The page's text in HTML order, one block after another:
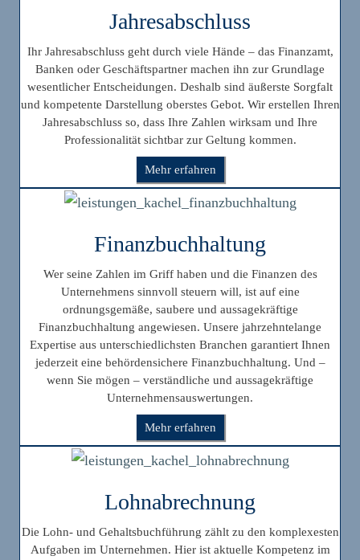
Jahresabschluss
Ihr Jahresabschluss geht durch viele Hände – das Finanzamt,
Banken oder Geschäftspartner machen ihn zur Grundlage
wesentlicher Entscheidungen. Deshalb sind äußerste Sorgfalt
und kompetente Darstellung oberstes Gebot. Wir erstellen Ihren
Jahresabschluss so, dass Ihre Zahlen wirksam und Ihre
Professionalität sichtbar zur Geltung kommen.
Mehr erfahren
Finanzbuchhaltung
Wer seine Zahlen im Griff haben und die Finanzen des
Unternehmens sinnvoll steuern will, ist auf eine
ordnungsgemäße, saubere und aussagekräftige
Finanzbuchhaltung angewiesen. Unsere jahrzehntelange
Expertise aus unterschiedlichsten Branchen garantiert Ihnen
jederzeit eine behördensichere Finanzbuchhaltung. Und –
wenn Sie mögen – verständliche und aussagekräftige
Unternehmensauswertungen.
Mehr erfahren
Lohnabrechnung
Die Lohn- und Gehaltsbuchführung zählt zu den komplexesten
Aufgaben im Unternehmen. Hier ist aktuelle Kompetenz im